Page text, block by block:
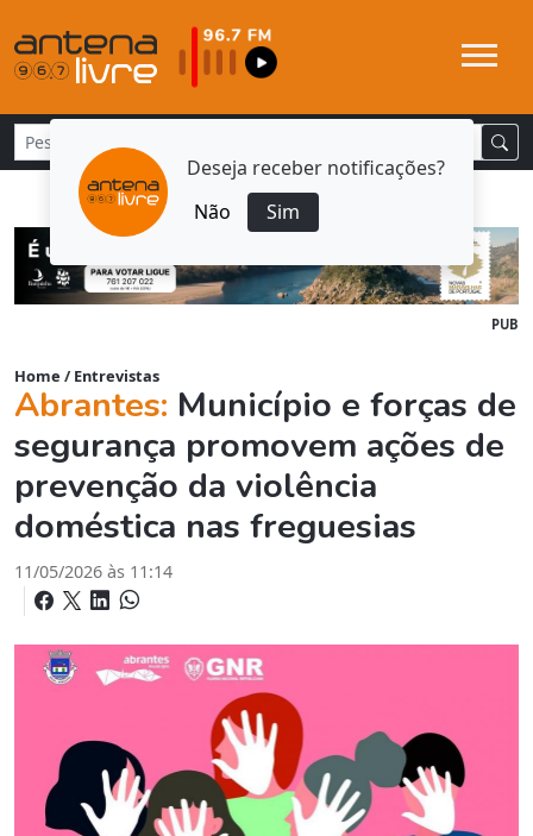
Deseja receber notificações?
Não
Sim
PUB
Home / Entrevistas
Abrantes: Município e forças de
segurança promovem ações de
prevenção da violência
doméstica nas freguesias
11/05/2026 às 11:14